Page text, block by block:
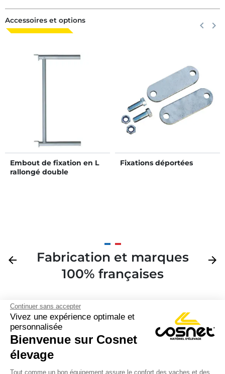
Continuer sans accepter
Vivez une expérience optimale et
personnalisée
Bienvenue sur Cosnet
élevage
Tout comme un bon équipement assure le confort des vaches et des
Accessoires et options keyboard_arrow_left keyboard_arrow_right
Embout de fixation en L
rallongé double
Fixations déportées
Précédent
arrow_back
Fabrication et marques
100% françaises
arrow_forward